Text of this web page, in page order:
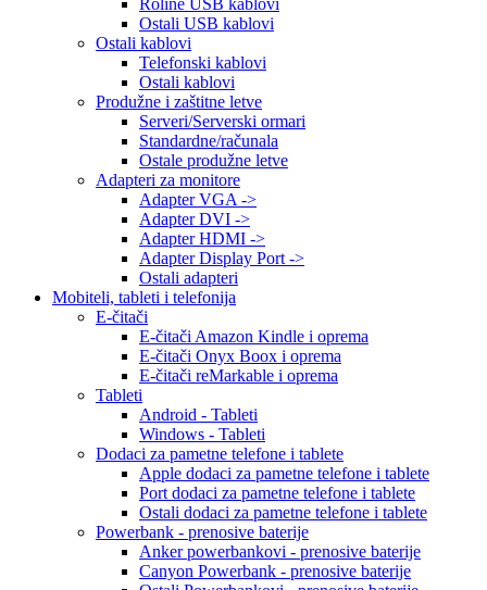
Roline USB kablovi
Ostali USB kablovi
Ostali kablovi
Telefonski kablovi
Ostali kablovi
Produžne i zaštitne letve
Serveri/Serverski ormari
Standardne/računala
Ostale produžne letve
Adapteri za monitore
Adapter VGA ->
Adapter DVI ->
Adapter HDMI ->
Adapter Display Port ->
Ostali adapteri
Mobiteli, tableti i telefonija
E-čitači
E-čitači Amazon Kindle i oprema
E-čitači Onyx Boox i oprema
E-čitači reMarkable i oprema
Tableti
Android - Tableti
Windows - Tableti
Dodaci za pametne telefone i tablete
Apple dodaci za pametne telefone i tablete
Port dodaci za pametne telefone i tablete
Ostali dodaci za pametne telefone i tablete
Powerbank - prenosive baterije
Anker powerbankovi - prenosive baterije
Canyon Powerbank - prenosive baterije